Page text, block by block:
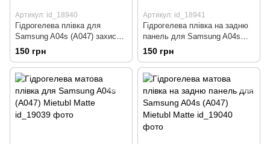
Артикул: id_18940
Гідрогелева плівка для
Samsung A04s (A047) захисна
протиударна Mietubl Super-
TPU Clear
150 грн
Артикул: id_18941
Гідрогелева плівка на задню
панель для Samsung A04s
(A047) захисна протиударна
Mietubl Super-TPU Clear
150 грн